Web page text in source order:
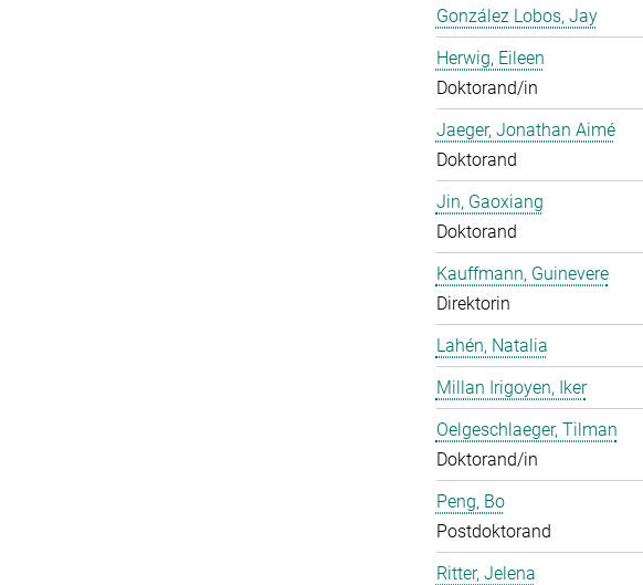
González Lobos, Jay
Herwig, Eileen
Doktorand/in
Jaeger, Jonathan Aimé
Doktorand
Jin, Gaoxiang
Doktorand
Kauffmann, Guinevere
Direktorin
Lahén, Natalia
Millan Irigoyen, Iker
Oelgeschlaeger, Tilman
Doktorand/in
Peng, Bo
Postdoktorand
Ritter, Jelena